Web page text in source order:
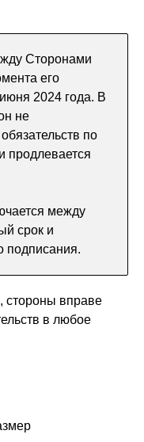
Сторонами
его
2024 года. В
не
по
продлевается
между
срок и
подписания.
стороны вправе
в любое